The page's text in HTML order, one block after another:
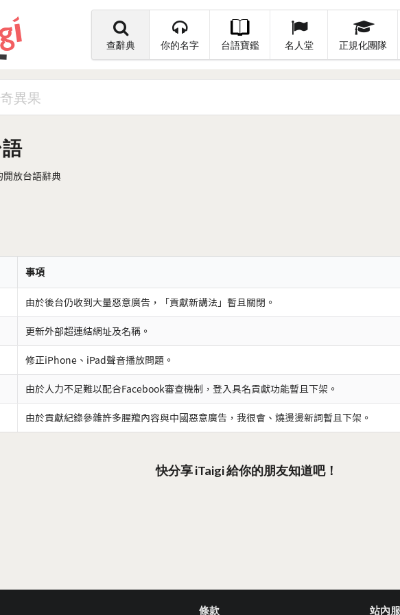
查辭典 你的名字 台語寶鑑 名人堂 正規化團隊
放台語辭典
事項
由於後台仍收到大量惡意廣告，「貢獻新講法」暫且關閉。
更新外部超連結網址及名稱。
修正iPhone、iPad聲音播放問題。
由於人力不足難以配合Facebook審查機制，登入具名貢獻功能暫且下架。
由於貢獻紀錄參雜許多腥羶內容與中國惡意廣告，我很會、燒燙燙新詞暫且下架。
快分享 iTaigi 給你的朋友知道吧！
條款 站內